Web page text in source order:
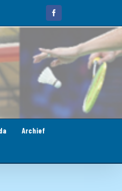
Facebook
Archief